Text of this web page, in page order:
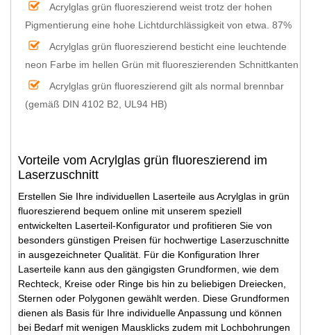
Acrylglas grün fluoreszierend weist trotz der hohen
Pigmentierung eine hohe Lichtdurchlässigkeit von etwa. 87%
Acrylglas grün fluoreszierend besticht eine leuchtende
neon Farbe im hellen Grün mit fluoreszierenden Schnittkanten
Acrylglas grün fluoreszierend gilt als normal brennbar
(gemäß DIN 4102 B2, UL94 HB)
Vorteile vom Acrylglas grün fluoreszierend im
Laserzuschnitt
Erstellen Sie Ihre individuellen Laserteile aus Acrylglas in grün
fluoreszierend bequem online mit unserem speziell
entwickelten Laserteil-Konfigurator und profitieren Sie von
besonders günstigen Preisen für hochwertige Laserzuschnitte
in ausgezeichneter Qualität. Für die Konfiguration Ihrer
Laserteile kann aus den gängigsten Grundformen, wie dem
Rechteck, Kreise oder Ringe bis hin zu beliebigen Dreiecken,
Sternen oder Polygonen gewählt werden. Diese Grundformen
dienen als Basis für Ihre individuelle Anpassung und können
bei Bedarf mit wenigen Mausklicks zudem mit Lochbohrungen